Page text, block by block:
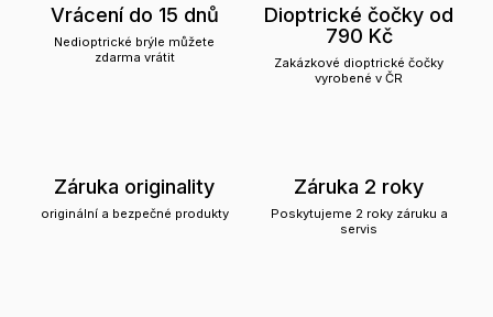
Vrácení do 15 dnů
Nedioptrické brýle můžete
zdarma vrátit
Dioptrické čočky od
790 Kč
Zakázkové dioptrické čočky
vyrobené v ČR
Záruka originality
originální a bezpečné produkty
Záruka 2 roky
Poskytujeme 2 roky záruku a
servis